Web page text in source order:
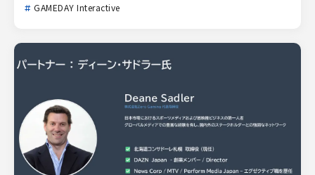
GAMEDAY Interactive